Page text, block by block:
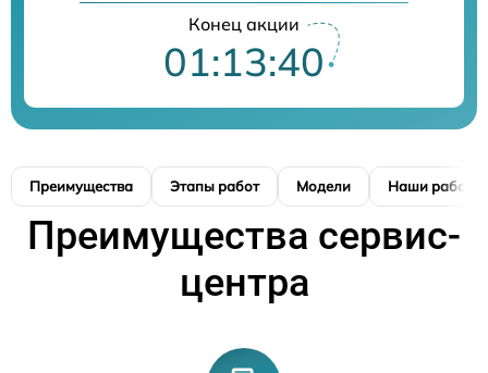
Конец акции
01:13:39
Преимущества Этапы работ Модели Наши работы
Преимущества сервис-
центра